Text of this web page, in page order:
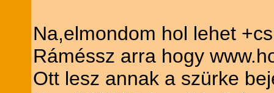
Na,elmondom hol lehet
Ráméssz arra hogy
Ott lesz annak a szürke